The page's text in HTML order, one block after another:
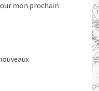
mon prochain